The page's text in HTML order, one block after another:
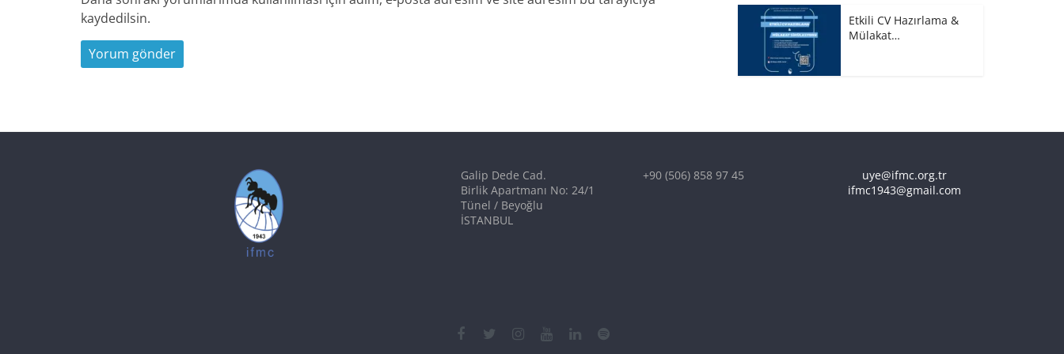
kaydedilsin.
Etkili CV Hazırlama &
Mülakat…
Galip Dede Cad.
Birlik Apartmanı No: 24/1
Tünel / Beyoğlu
İSTANBUL
+90 (506) 858 97 45
uye@ifmc.org.tr
ifmc1943@gmail.com